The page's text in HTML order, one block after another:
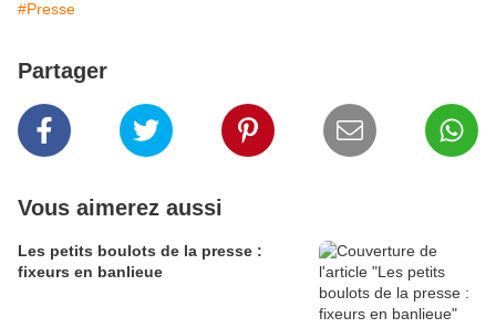
#Presse
Partager
Vous aimerez aussi
Les petits boulots de la presse :
fixeurs en banlieue